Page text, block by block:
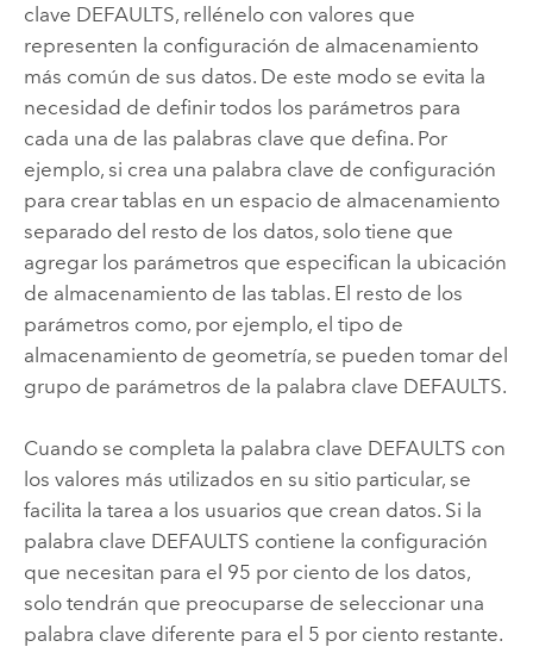
clave DEFAULTS, rellénelo con valores que
representen la configuración de almacenamiento
más común de sus datos. De este modo se evita la
necesidad de definir todos los parámetros para
cada una de las palabras clave que defina. Por
ejemplo, si crea una palabra clave de configuración
para crear tablas en un espacio de almacenamiento
separado del resto de los datos, solo tiene que
agregar los parámetros que especifican la ubicación
de almacenamiento de las tablas. El resto de los
parámetros como, por ejemplo, el tipo de
almacenamiento de geometría, se pueden tomar del
grupo de parámetros de la palabra clave DEFAULTS.
Cuando se completa la palabra clave DEFAULTS con
los valores más utilizados en su sitio particular, se
facilita la tarea a los usuarios que crean datos. Si la
palabra clave DEFAULTS contiene la configuración
que necesitan para el 95 por ciento de los datos,
solo tendrán que preocuparse de seleccionar una
palabra clave diferente para el 5 por ciento restante.